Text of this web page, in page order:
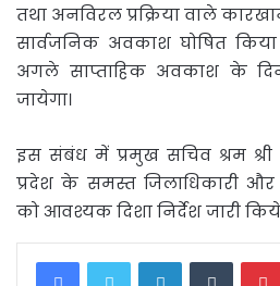
तथा अनविरल प्रक्रिया वाले
सार्वजनिक अवकाश घोषित
अगले साप्ताहिक अवकाश के
जायेगा।
इस संबंध में प्रमुख सचिव श्रम
प्रदेश के समस्त जिलाधिकारी और
को आवश्यक दिशा निर्देश जारी
LinkedInTumblr